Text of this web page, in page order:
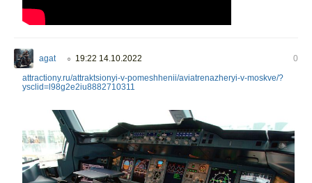
agat ○ 19:22 14.10.2022
0
attractiony.ru/attraktsionyi-v-pomeshhenii/aviatrenazheryi-v-moskve/?
ysclid=l98g2e2iu8882710311